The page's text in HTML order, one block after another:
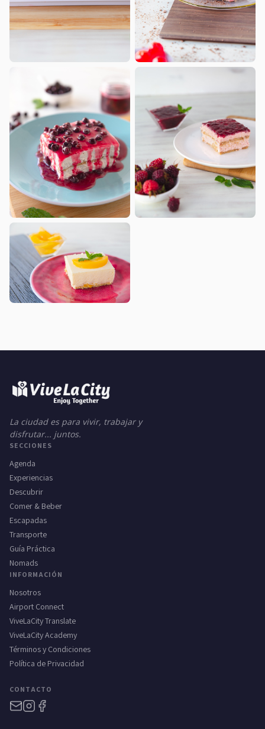
La ciudad es para vivir, trabajar y
disfrutar... juntos.
SECCIONES
Agenda
Experiencias
Descubrir
Comer & Beber
Escapadas
Transporte
Guía Práctica
Nomads
INFORMACIÓN
Nosotros
Airport Connect
ViveLaCity Translate
ViveLaCity Academy
Términos y Condiciones
Política de Privacidad
CONTACTO